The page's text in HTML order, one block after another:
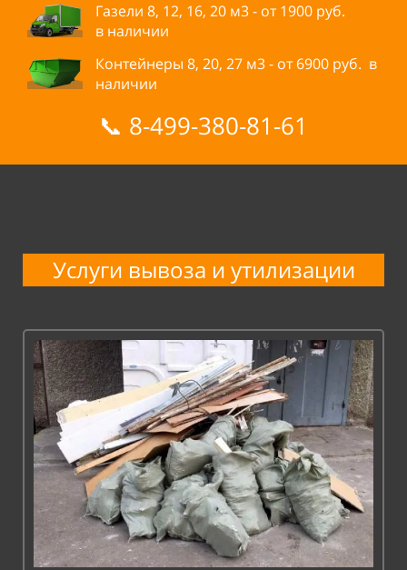
Газели 8, 12, 16, 20 м3 - от 1900 руб.
в наличии
Контейнеры 8, 20, 27 м3 - от 6900 руб. в
наличии
📞 8-499-380-81-61
Услуги вывоза и утилизации